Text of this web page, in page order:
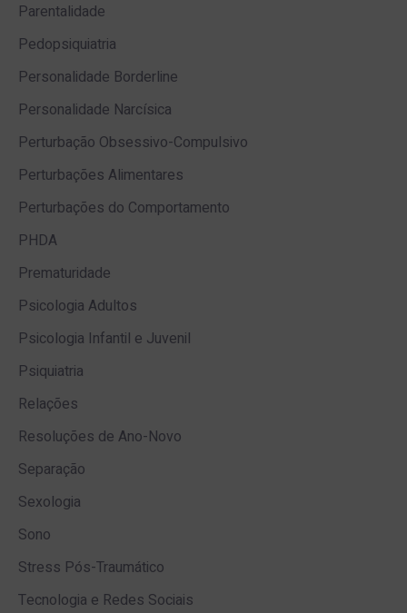
Parentalidade
Pedopsiquiatria
Personalidade Borderline
Personalidade Narcísica
Perturbação Obsessivo-Compulsivo
Perturbações Alimentares
Perturbações do Comportamento
PHDA
Prematuridade
Psicologia Adultos
Psicologia Infantil e Juvenil
Psiquiatria
Relações
Resoluções de Ano-Novo
Separação
Sexologia
Sono
Stress Pós-Traumático
Tecnologia e Redes Sociais